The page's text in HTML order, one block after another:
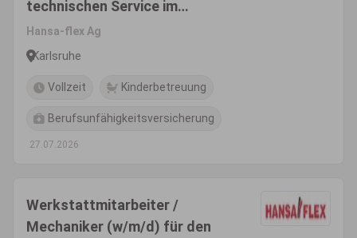
technischen Service im
Innendienst
Hansa-flex Ag
Karlsruhe
Vollzeit Kinderbetreuung
Berufsunfähigkeitsversicherung
27.07.2026
Werkstattmitarbeiter /
Mechaniker (w/m/d) für den